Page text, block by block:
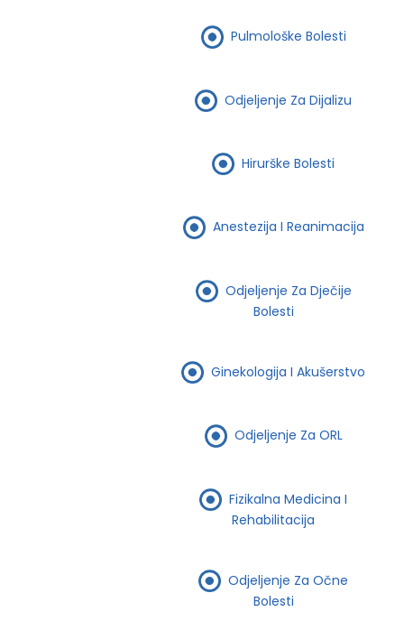
Pulmološke Bolesti
Odjeljenje Za Dijalizu
Hirurške Bolesti
Anestezija I Reanimacija
Odjeljenje Za Dječije
Bolesti
Ginekologija I Akušerstvo
Odjeljenje Za ORL
Fizikalna Medicina I
Rehabilitacija
Odjeljenje Za Očne
Bolesti